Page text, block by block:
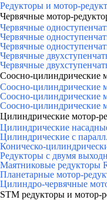
Редукторы и мотор-
Червячные мотор-
Червячные
Червячные
Червячные
Червячные
Червячные
Соосно-цилиндрические
Соосно-цилиндрические
Соосно-цилиндрические
Соосно-
Цилиндрические мотор-
Цилиндрические
Цилиндрические с
Коническо-
Редукторы с двумя
Маятниковые редукторы
Планетарные мотор-
Цилиндро-червячные
STM редукторы и мотор-